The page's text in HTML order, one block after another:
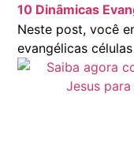
10 Dinâmicas
Neste post, você
evangélicas